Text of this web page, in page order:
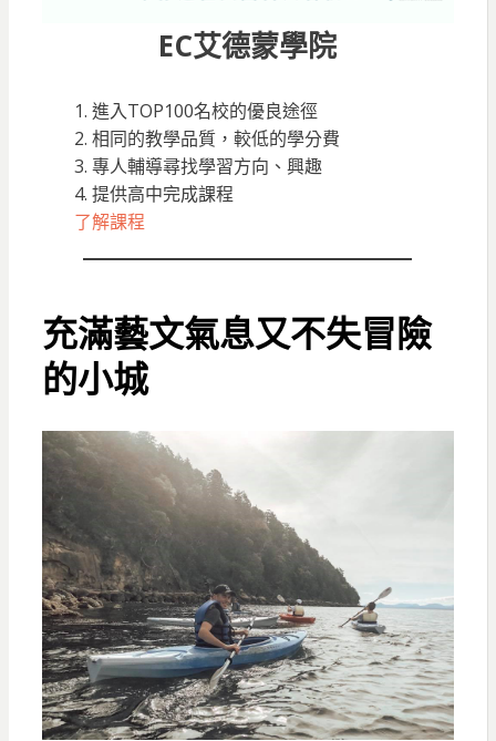
EC艾德蒙學院
1. 進入TOP100名校的優良途徑
2. 相同的教學品質，較低的學分費
3. 專人輔導尋找學習方向、興趣
4. 提供高中完成課程
了解課程
充滿藝文氣息又不失冒險
的小城